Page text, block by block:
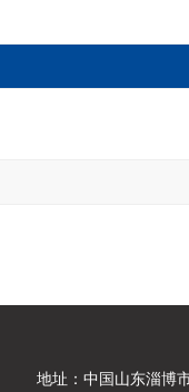
地址：中国山东淄博